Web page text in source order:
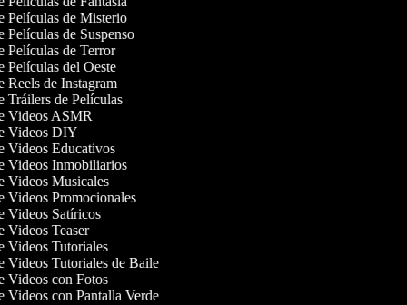
Películas de Misterio
Películas de Suspenso
Películas de Terror
Películas del Oeste
Reels de Instagram
Tráilers de Películas
Videos ASMR
Videos DIY
Videos Educativos
Videos Inmobiliarios
Videos Musicales
Videos Promocionales
Videos Satíricos
Videos Teaser
Videos Tutoriales
Videos Tutoriales de Baile
Videos con Fotos
Videos con Pantalla Verde